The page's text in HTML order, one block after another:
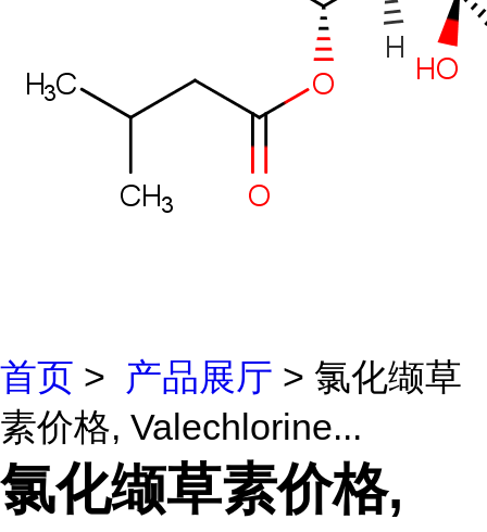
首页 > 产品展厅 > 氯化缬草
素价格, Valechlorine...
氯化缬草素价格,